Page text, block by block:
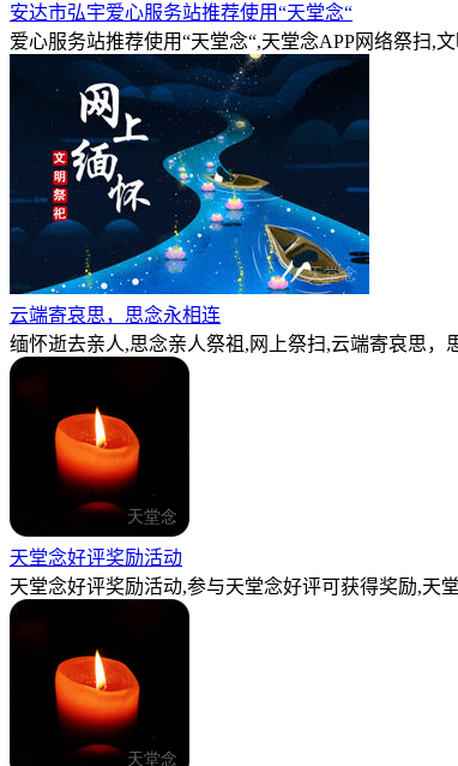
安达市弘宇爱心服务站推荐使用“天堂念“
爱心服务站推荐使用“天堂念“,天堂念APP网络祭扫,
云端寄哀思，思念永相连
缅怀逝去亲人,思念亲人祭祖,网上祭扫,云端寄哀思，
天堂念好评奖励活动
天堂念好评奖励活动,参与天堂念好评可获得奖励,天